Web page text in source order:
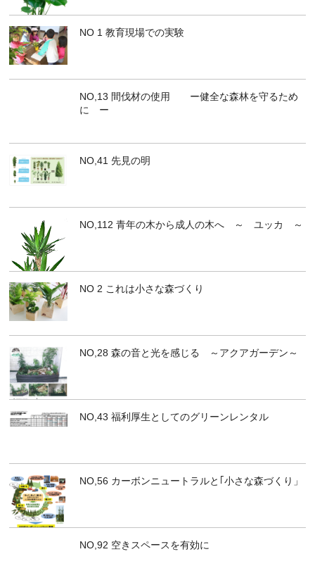
NO 1 教育現場での実験
NO,13 間伐材の使用 ー健全な森林を守るため
に ー
NO,41 先見の明
NO,112 青年の木から成人の木へ ～ ユッカ ～
NO 2 これは小さな森づくり
NO,28 森の音と光を感じる ～アクアガーデン～
NO,43 福利厚生としてのグリーンレンタル
NO,56 カーボンニュートラルと｢小さな森づくり」
NO,92 空きスペースを有効に